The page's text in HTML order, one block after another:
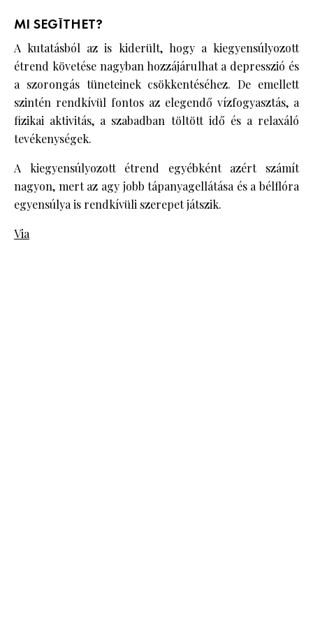
MI SEGÍTHET?
A kutatásból az is kiderült, hogy a kiegyensúlyozott
étrend követése nagyban hozzájárulhat a depresszió és
a szorongás tüneteinek csökkentéséhez. De emellett
szintén rendkívül fontos az elegendő vízfogyasztás, a
fizikai aktivitás, a szabadban töltött idő és a relaxáló
tevékenységek.
A kiegyensúlyozott étrend egyébként azért számít
nagyon, mert az agy jobb tápanyagellátása és a bélflóra
egyensúlya is rendkívüli szerepet játszik.
Via